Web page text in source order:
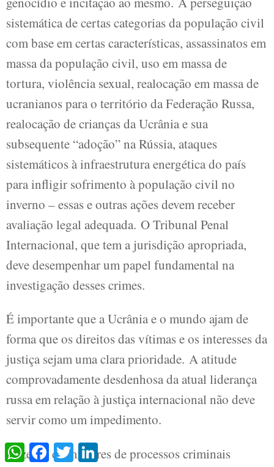
sistemática de certas categorias da população civil
com base em certas características, assassinatos em
massa da população civil, uso em massa de
tortura, violência sexual, realocação em massa de
ucranianos para o território da Federação Russa,
realocação de crianças da Ucrânia e sua
subsequente “adoção” na Rússia, ataques
sistemáticos à infraestrutura energética do país
para infligir sofrimento à população civil no
inverno – essas e outras ações devem receber
avaliação legal adequada. O Tribunal Penal
Internacional, que tem a jurisdição apropriada,
deve desempenhar um papel fundamental na
investigação desses crimes.
É importante que a Ucrânia e o mundo ajam de
forma que os direitos das vítimas e os interesses da
justiça sejam uma clara prioridade. A atitude
comprovadamente desdenhosa da atual liderança
russa em relação à justiça internacional não deve
servir como um impedimento.
Dezenas de milhares de processos criminais
WhatsAppFacebookTwitter LinkedIn